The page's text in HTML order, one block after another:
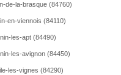
de-la-brasque (84760)
en-viennois (84110)
les-apt (84490)
les-avignon (84450)
les-vignes (84290)